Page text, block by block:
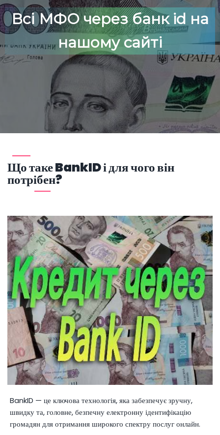
Всі МФО через банк id на
нашому сайті
Що таке BankID і для чого він
потрібен?
BankID — це ключова технологія, яка забезпечує зручну,
швидку та, головне, безпечну електронну ідентифікацію
громадян для отримання широкого спектру послуг онлайн.